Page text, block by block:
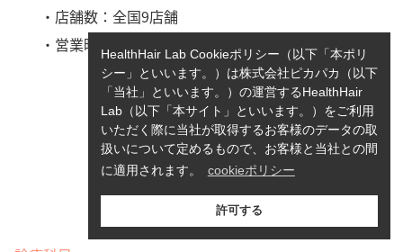
・店舗数：全国9店舗
・営業時間：10:00〜19:00
HealthHair Lab Cookieポリシー（以下「本ポリ
シー」といいます。）は株式会社ピカパカ（以下
「当社」といいます。）の運営するHealthHair
Lab（以下「本サイト」といいます。）をご利用
いただく際に当社が取得するお客様のデータの取
扱いについて定めるもので、お客様と当社との間
に適用されます。
cookieポリシー
許可する